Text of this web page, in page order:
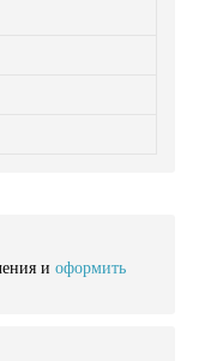
и оформить